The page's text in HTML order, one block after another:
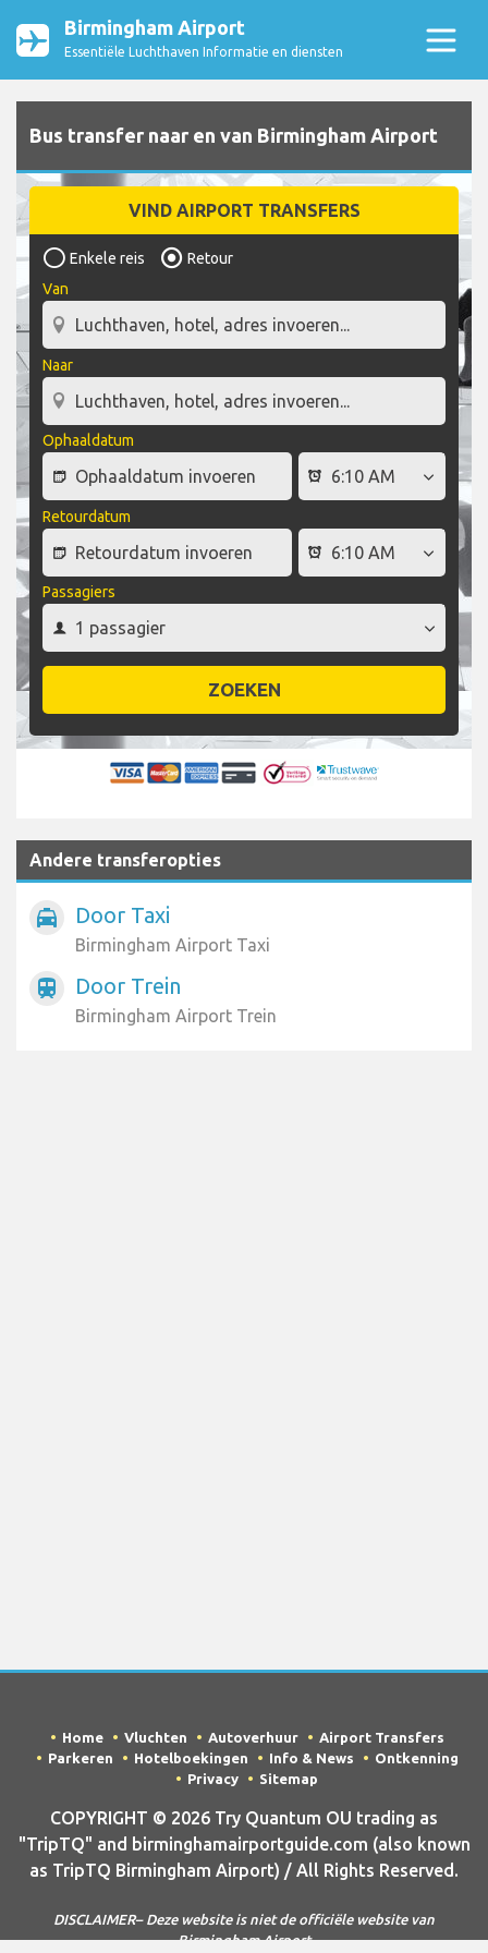
Birmingham Airport
Essentiële Luchthaven Informatie en diensten
Bus transfer naar en van Birmingham Airport
VIND AIRPORT TRANSFERS
Enkele reis
Retour
Van
Naar
Ophaaldatum
Retourdatum
Passagiers
ZOEKEN
Andere transferopties
local_taxi Door Taxi
Birmingham Airport Taxi
train Door Trein
Birmingham Airport Trein
Home Vluchten Autoverhuur
Airport Transfers
Parkeren
Hotelboekingen Info & News
Ontkenning
Privacy
Sitemap
COPYRIGHT © 2026 Try Quantum OU trading as
"TripTQ" and birminghamairportguide.com (also known
as TripTQ Birmingham Airport) / All Rights Reserved.
DISCLAIMER– Deze website is niet de officiële website van
Birmingham Airport